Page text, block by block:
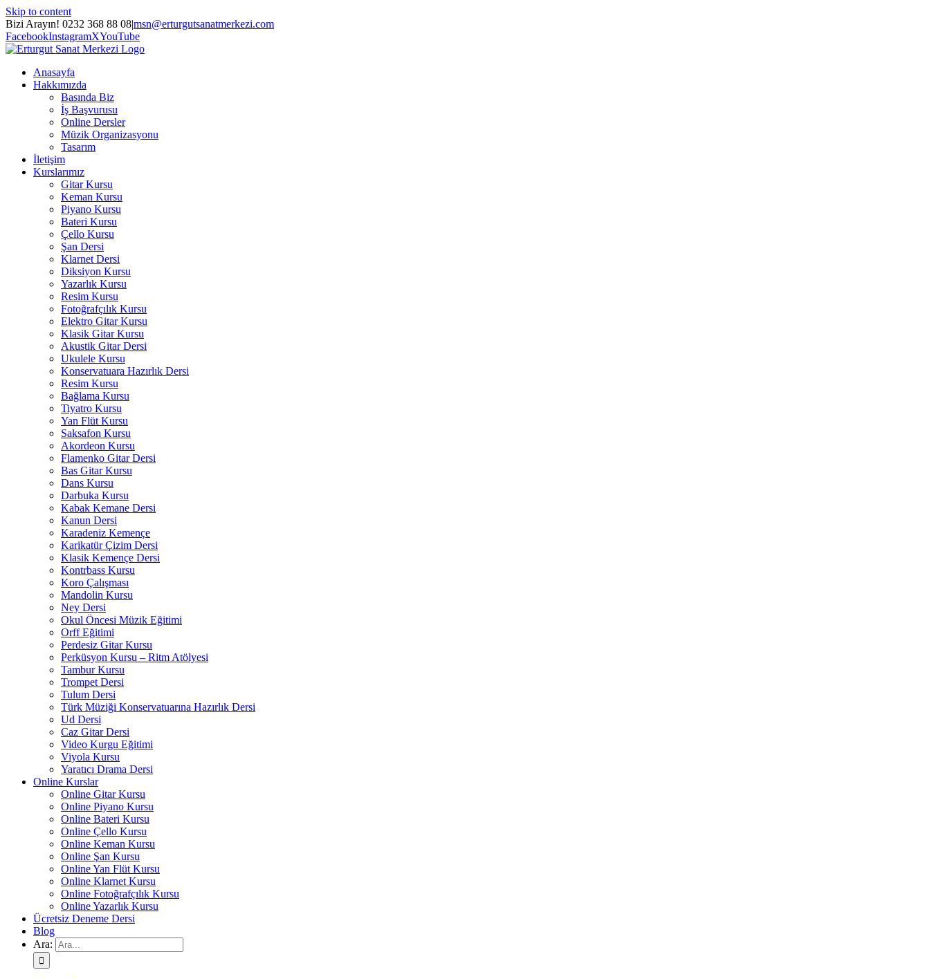
Skip to content
Bizi Arayın! 0232 368 88 08|msn@erturgutsanatmerkezi.com
FacebookInstagramXYouTube
Anasayfa
Hakkımızda
Basında Biz
İş Başvurusu
Online Dersler
Müzik Organizasyonu
Tasarım
İletişim
Kurslarımız
Gitar Kursu
Keman Kursu
Piyano Kursu
Bateri Kursu
Çello Kursu
Şan Dersi
Klarnet Dersi
Diksiyon Kursu
Yazarlık Kursu
Resim Kursu
Fotoğrafçılık Kursu
Elektro Gitar Kursu
Klasik Gitar Kursu
Akustik Gitar Dersi
Ukulele Kursu
Konservatuara Hazırlık Dersi
Resim Kursu
Bağlama Kursu
Tiyatro Kursu
Yan Flüt Kursu
Saksafon Kursu
Akordeon Kursu
Flamenko Gitar Dersi
Bas Gitar Kursu
Dans Kursu
Darbuka Kursu
Kabak Kemane Dersi
Kanun Dersi
Karadeniz Kemençe
Karikatür Çizim Dersi
Klasik Kemençe Dersi
Kontrbass Kursu
Koro Çalışması
Mandolin Kursu
Ney Dersi
Okul Öncesi Müzik Eğitimi
Orff Eğitimi
Perdesiz Gitar Kursu
Perküsyon Kursu – Ritm Atölyesi
Tambur Kursu
Trompet Dersi
Tulum Dersi
Türk Müziği Konservatuarına Hazırlık Dersi
Ud Dersi
Caz Gitar Dersi
Video Kurgu Eğitimi
Viyola Kursu
Yaratıcı Drama Dersi
Online Kurslar
Online Gitar Kursu
Online Piyano Kursu
Online Bateri Kursu
Online Çello Kursu
Online Keman Kursu
Online Şan Kursu
Online Yan Flüt Kursu
Online Klarnet Kursu
Online Fotoğrafçılık Kursu
Online Yazarlık Kursu
Ücretsiz Deneme Dersi
Blog
Ara: